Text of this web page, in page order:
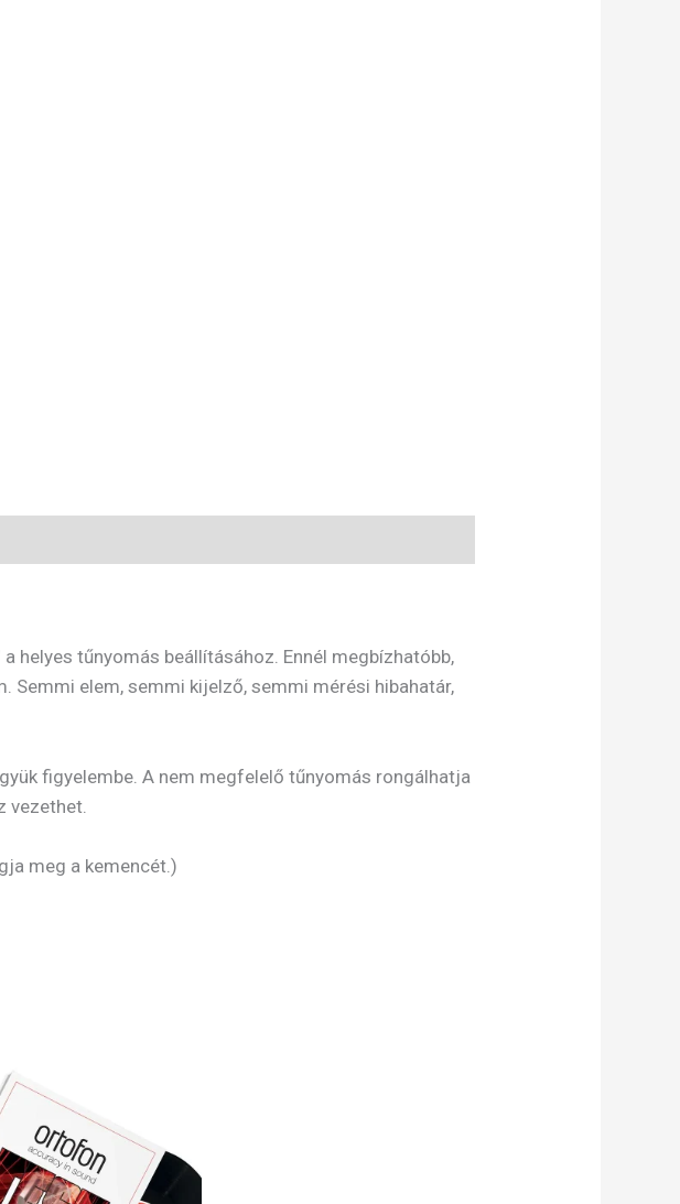
helyes tűnyomás beállításához. Ennél megbízhatóbb,
Semmi elem, semmi kijelző, semmi mérési hibahatár,
figyelembe. A nem megfelelő tűnyomás rongálhatja
vezethet.
meg a kemencét.)